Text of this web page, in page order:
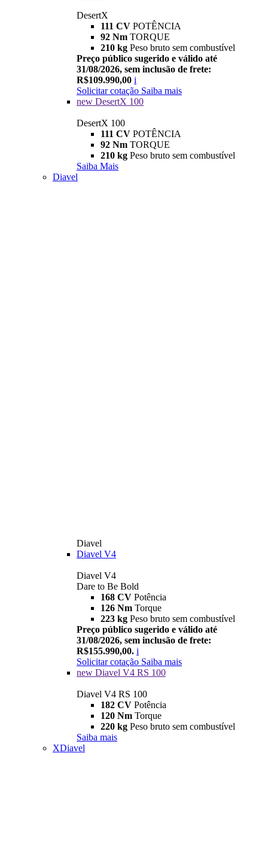
DesertX
111 CV POTÊNCIA
92 Nm TORQUE
210 kg Peso bruto sem combustível
Preço público sugerido e válido até
31/08/2026, sem inclusão de frete:
R$109.990,00 i
Solicitar cotação Saiba mais
new DesertX 100
DesertX 100
111 CV POTÊNCIA
92 Nm TORQUE
210 kg Peso bruto sem combustível
Saiba Mais
Diavel
Diavel
Diavel V4
Diavel V4
Dare to Be Bold
168 CV Potência
126 Nm Torque
223 kg Peso bruto sem combustível
Preço público sugerido e válido até
31/08/2026, sem inclusão de frete:
R$155.990,00. i
Solicitar cotação Saiba mais
new Diavel V4 RS 100
Diavel V4 RS 100
182 CV Potência
120 Nm Torque
220 kg Peso bruto sem combustível
Saiba mais
XDiavel